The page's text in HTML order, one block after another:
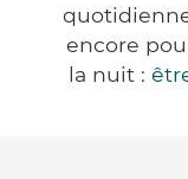
encore
la nuit :